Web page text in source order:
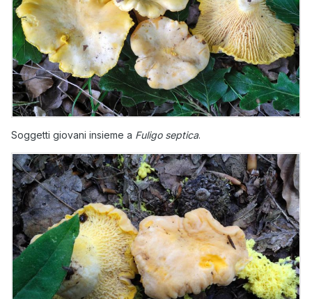
Soggetti giovani insieme a Fuligo septica.